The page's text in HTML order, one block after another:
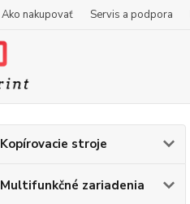
Ako nakupovať Servis a podpora
Kopírovacie stroje
Multifunkčné zariadenia